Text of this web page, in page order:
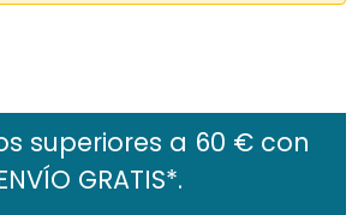
superiores a 60 € con
GRATIS*.